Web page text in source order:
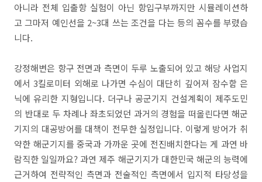
아니라 전체 입출항 실험이 아닌 항입구부까지만 시뮬레이션하
고 그마저 예인선을 2~3대 쓰는 조건을 다는 등의 꼼수를 부렸습
니다.
강정해변은 항구 전면과 측면이 두루 노출되어 있고 해당 사업지
에서 3킬로미터 외해로 나가면 수심이 대단히 깊어져 잠수함 은
닉에 유리한 지형입니다. 더구나 공군기지 건설계획이 제주도민
의 반대로 두 차례나 좌초되었던 과거의 경험을 떠올린다면 해군
기지의 대공방어를 대책이 전무한 실정입니다. 이렇게 방어가 취
약한 해군기지를 중국과 가까운 곳에 전진배치한다는 게 과연 바
람직한 일일까요? 과연 제주 해군기지가 대한민국 해군의 능력에
근거하여 전략적인 측면과 전술적인 측면에서 입지적 타당성을